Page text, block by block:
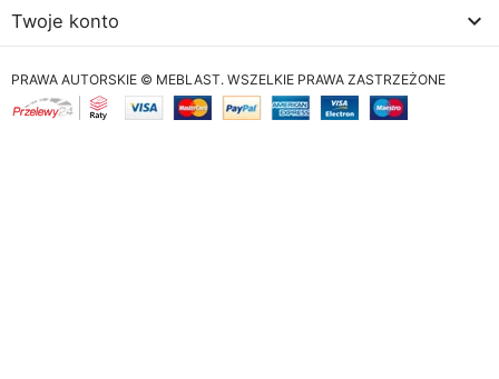
Twoje konto 
PRAWA AUTORSKIE © MEBLAST. WSZELKIE PRAWA ZASTRZEŻONE